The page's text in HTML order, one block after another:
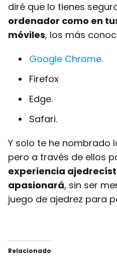
diré que lo tienes
ordenador como en
móviles, los más
Google Chrome.
Firefox
Edge.
Safari.
Y solo te he nombrado
pero a través de ellos
experiencia
apasionará, sin ser
juego de ajedrez para
Relacionado